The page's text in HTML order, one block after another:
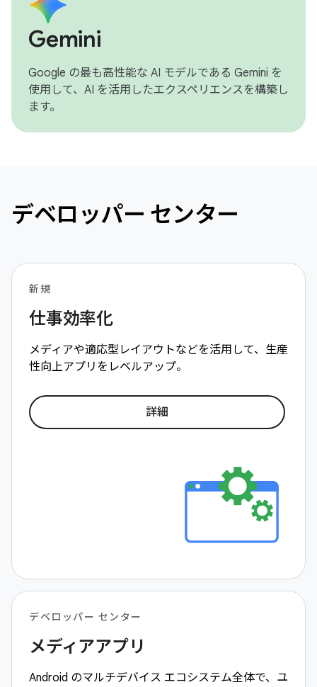
Gemini
Google の最も高性能な AI モデルである Gemini を
使用して、AI を活用したエクスペリエンスを構築し
ます。
デベロッパー センター
新規
仕事効率化
メディアや適応型レイアウトなどを活用して、生産
性向上アプリをレベルアップ。
詳細
デベロッパー センター
メディアアプリ
Android のマルチデバイス エコシステム全体で、ユ